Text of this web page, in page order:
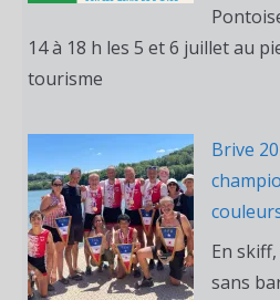
14 à 18 h les 5 et 6 juillet au
tourisme
Brive
En
sans